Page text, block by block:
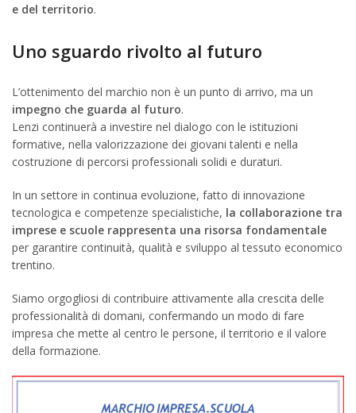
e del territorio.
Uno sguardo rivolto al futuro
L’ottenimento del marchio non è un punto di arrivo, ma un
impegno che guarda al futuro.
Lenzi continuerà a investire nel dialogo con le istituzioni
formative, nella valorizzazione dei giovani talenti e nella
costruzione di percorsi professionali solidi e duraturi.
In un settore in continua evoluzione, fatto di innovazione
tecnologica e competenze specialistiche, la collaborazione tra
imprese e scuole rappresenta una risorsa fondamentale
per garantire continuità, qualità e sviluppo al tessuto economico
trentino.
Siamo orgogliosi di contribuire attivamente alla crescita delle
professionalità di domani, confermando un modo di fare
impresa che mette al centro le persone, il territorio e il valore
della formazione.